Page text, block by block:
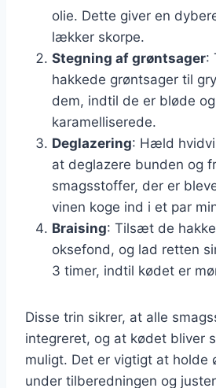
olie. Dette giver en
lækker skorpe.
Stegning af grøntsager:
hakkede grøntsager til
dem, indtil de er bløde
karamelliserede.
Deglazering: Hæld
at deglazere bunden og
smagsstoffer, der er
vinen koge ind i et par
Braising: Tilsæt de
oksefond, og lad retten
3 timer, indtil kødet er
Disse trin sikrer, at alle
integreret, og at kødet bliver
muligt. Det er vigtigt at holde
under tilberedningen og